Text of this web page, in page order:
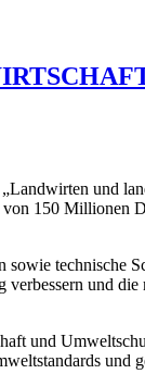
und
150 Millionen
technische
und
und
und